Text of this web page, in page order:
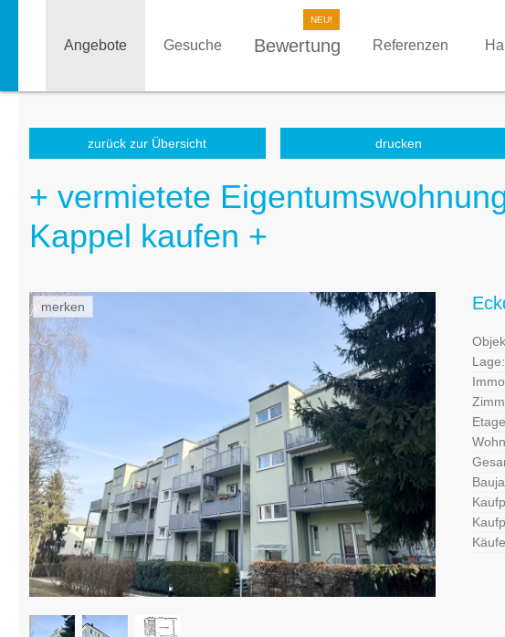
Angebote Gesuche Bewertung Referenzen
zurück zur Übersicht drucken
+ vermietete
Kappel kaufen +
merken
Lage: